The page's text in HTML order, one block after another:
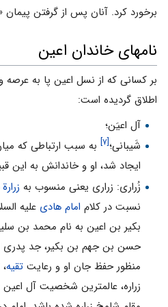
برخورد کرد. آنان پس از گرفتن پیمان
نامهای خاندان اعین
بر کسانی که از نسل اعین پا به عرصه
اطلاق گردیده است:
آل اعیَن؛
شَیبانی؛[۷] به سبب ارتباطی که
ایجاد شد، او و خاندانش به این
زُراری: زراری یعنی منسوب به
نسبت در کلام امام هادی علیه
بکیر بن اعین به نام محمد بن
حسن بن جهم بن بکیر، جد پدری
منظور حفظ جان او و رعایت تقیه
زراره، عالمترین شخصیت آل